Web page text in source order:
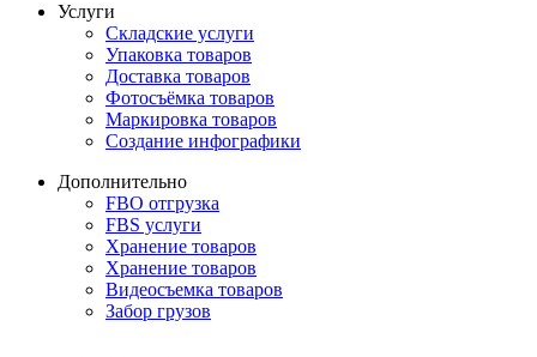
Услуги
Складские услуги
Упаковка товаров
Доставка товаров
Фотосъёмка товаров
Маркировка товаров
Создание инфографики
Дополнительно
FBO отгрузка
FBS услуги
Хранение товаров
Хранение товаров
Видеосъемка товаров
Забор грузов